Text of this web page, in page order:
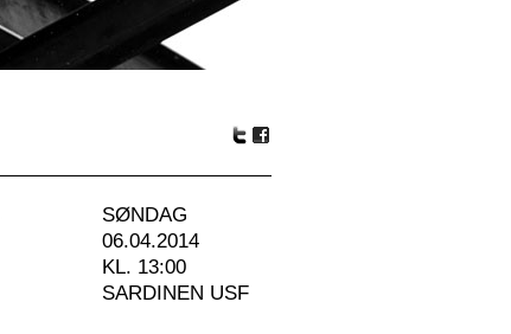
SØNDAG
06.04.2014
KL. 13:00
SARDINEN USF